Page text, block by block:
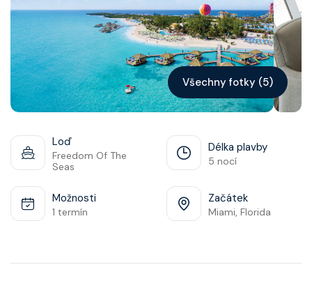
Vyhledat plavbu
Všechny fotky (5)
Loď
Freedom Of The
Seas
Délka plavby
5 nocí
Možnosti
1 termín
Začátek
Miami, Florida